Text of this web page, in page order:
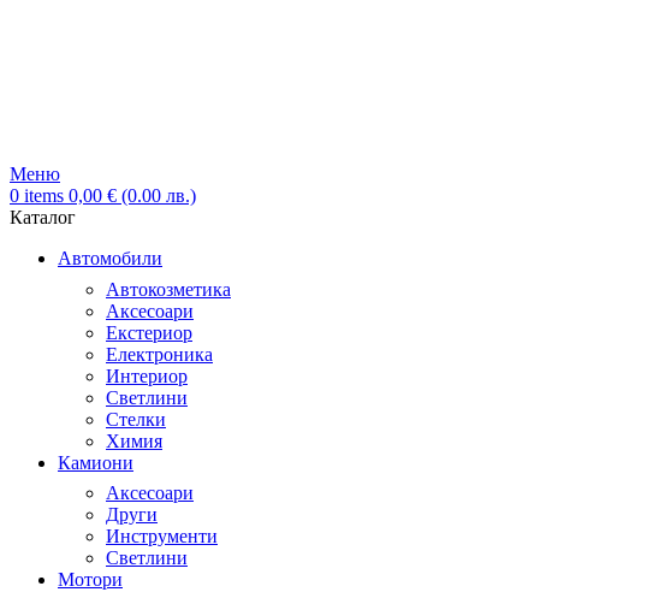
Меню
0 items 0,00 € (0.00 лв.)
Каталог
Автомобили
Автокозметика
Аксесоари
Екстериор
Електроника
Интериор
Светлини
Стелки
Химия
Камиони
Аксесоари
Други
Инструменти
Светлини
Мотори